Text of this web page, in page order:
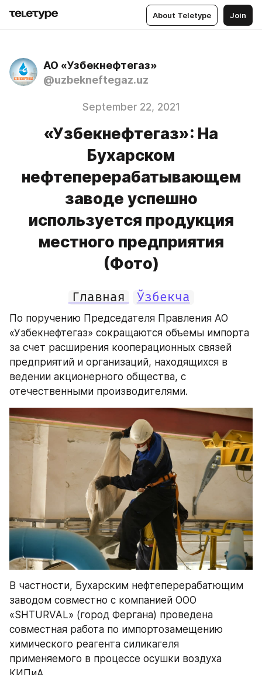
About Teletype Join
АО «Узбекнефтегаз»
@uzbekneftegaz.uz
September 22, 2021
«Узбекнефтегаз»: На
Бухарском
нефтеперерабатывающем
заводе успешно
используется продукция
местного предприятия
(Фото)
Главная Ўзбекча
По поручению Председателя Правления АО
«Узбекнефтегаз» сокращаются объемы импорта
за счет расширения кооперационных связей
предприятий и организаций, находящихся в
ведении акционерного общества, с
отечественными производителями.
В частности, Бухарским нефтеперерабатющим
заводом совместно с компанией ООО
«SHTURVAL» (город Фергана) проведена
совместная работа по импортозамещению
химического реагента силикагеля
применяемого в процессе осушки воздуха